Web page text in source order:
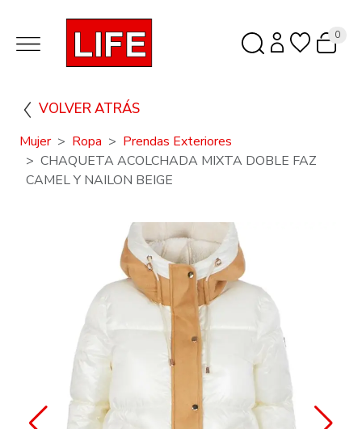
0
VOLVER ATRÁS
Mujer Ropa
Prendas Exteriores
CHAQUETA ACOLCHADA MIXTA DOBLE FAZ
CAMEL Y NAILON BEIGE